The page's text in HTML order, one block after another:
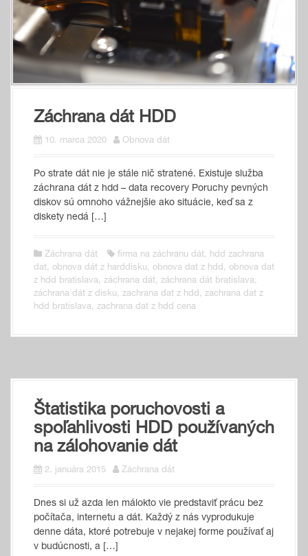
Záchrana dát HDD
10. marca 2020 Obnova dát
Po strate dát nie je stále nič stratené. Existuje služba
záchrana dát z hdd – data recovery Poruchy pevných
diskov sú omnoho vážnejšie ako situácie, keď sa z
diskety nedá […]
Záchrana dát firma na záchranu dát, hdd zachrana
dat, obnova dát z harddisku, obnova dat z hdd, obnova dat
z hdd bratislava, záchrana dát, záchrana dát bratislava,
záchrana dát z disku, zachrana dat z hdd, zachrana dat z
hdd bratislava, zachrana dat z hdd cena
Štatistika poruchovosti a
spoľahlivosti HDD používaných
na zálohovanie dát
2. januára 2015 Záchrana dát
Dnes si už az­da len má­lok­to vie pred­sta­viť prá­cu bez
po­čí­ta­ča, inter­ne­tu a dát. Kaž­dý z nás vy­pro­du­ku­je
den­ne dá­ta, kto­ré pot­re­bu­je v ne­ja­kej for­me pou­ží­vať aj
v bu­dúc­nos­ti, a […]